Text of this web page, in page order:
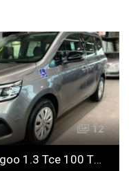
12
RENAULT Kangoo 1.3 Tce 100 TPMR